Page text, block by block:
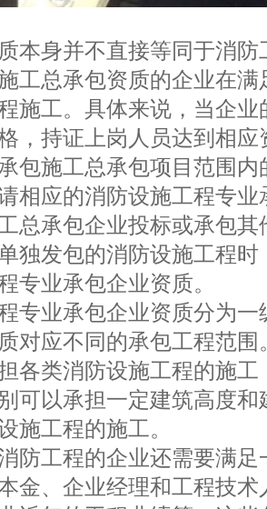
本身并不直接等同于消
工总承包资质的企业在
施工。具体来说，当企
，持证上岗人员达到相
包施工总承包项目范围
相应的消防设施工程专
总承包企业投标或承包
独发包的消防设施工程
专业承包企业资质。
专业承包企业资质分为
对应不同的承包工程范
各类消防设施工程的施
可以承担一定建筑高度
施工程的施工。
防工程的企业还需要满
金、企业经理和工程技